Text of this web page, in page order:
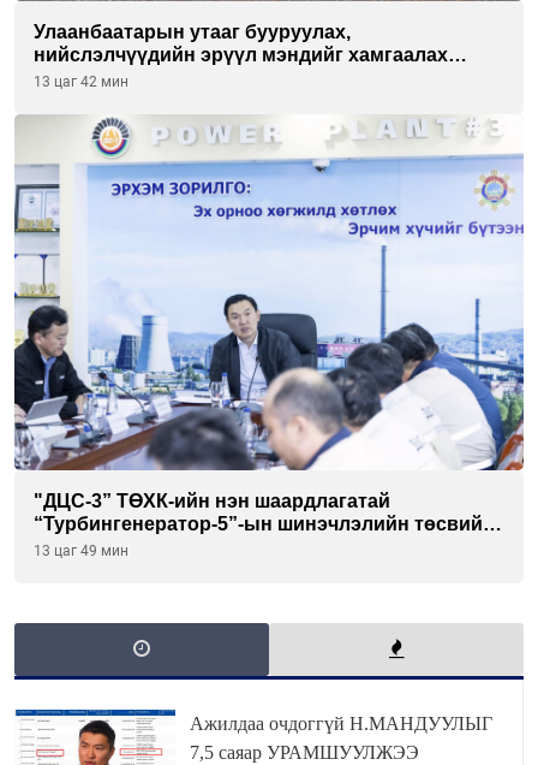
Улаанбаатарын утааг бууруулах,
нийслэлчүүдийн эрүүл мэндийг хамгаалах
төслийг “Чингис хаан баялгийн сан нэгдэл” ХХК-
13 цаг 42 мин
"ДЦС-3” ТӨХК-ийн нэн шаардлагатай
“Турбингенератор-5”-ын шинэчлэлийн төсвийг
шийдвэрлэхээр болов
13 цаг 49 мин
Ажилдаа очдоггүй Н.МАНДУУЛЫГ
7,5 саяар УРАМШУУЛЖЭЭ